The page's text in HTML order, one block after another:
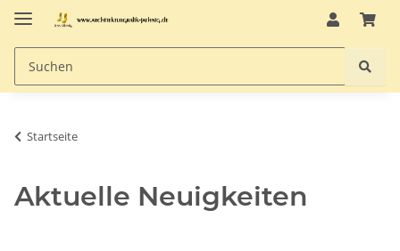
Startseite
Aktuelle Neuigkeiten